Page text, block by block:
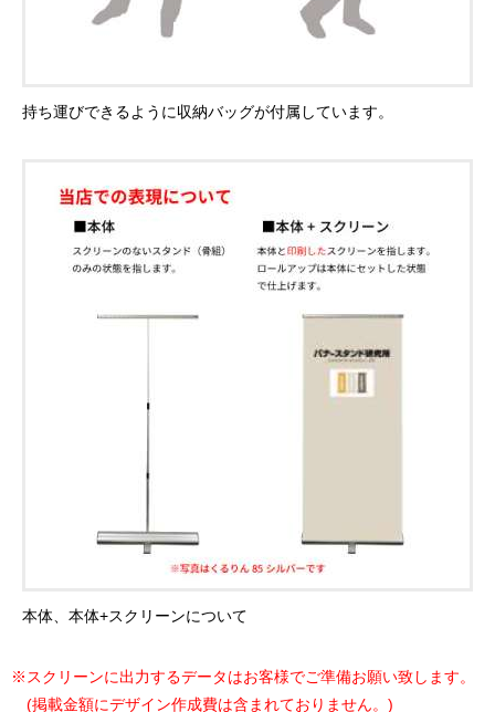
持ち運びできるように収納バッグが付属しています。
本体、本体+スクリーンについて
※スクリーンに出力するデータはお客様でご準備お願い致します。
(掲載金額にデザイン作成費は含まれておりません。)